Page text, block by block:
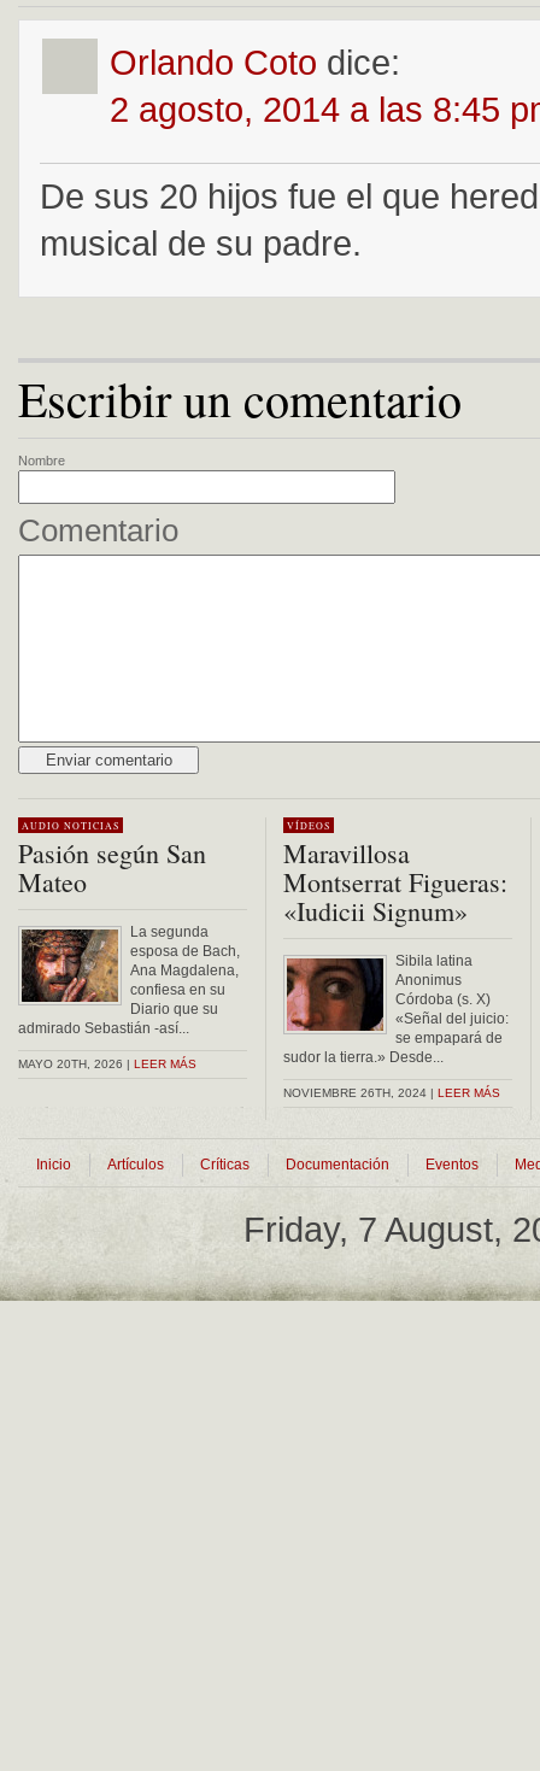
Orlando Coto dice:
2 agosto, 2014 a las 8:45
De sus 20 hijos fue el que
musical de su padre.
Escribir un comentario
Nombre
Comentario
AUDIO NOTICIAS
Pasión según San
Mateo
La segunda
esposa de Bach,
Ana Magdalena,
confiesa en su
Diario que su
admirado Sebastián -así...
MAYO 20TH, 2026 | LEER MÁS
VÍDEOS
Maravillosa
Montserrat Figueras:
«Iudicii Signum»
Sibila latina
Anonimus
Córdoba (s. X)
«Señal del juicio:
se empapará de
sudor la tierra.» Desde...
NOVIEMBRE 26TH, 2024 | LEER MÁS
Inicio Artículos Críticas Documentación Eventos
Friday, 7 August,